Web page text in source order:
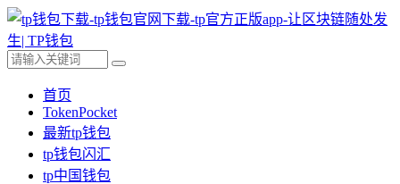
首页
TokenPocket
最新tp钱包
tp钱包闪汇
tp中国钱包